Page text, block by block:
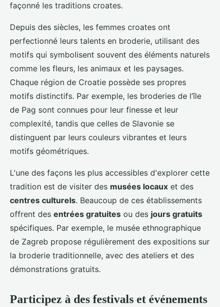
façonné les traditions croates.
Depuis des siècles, les femmes croates ont
perfectionné leurs talents en broderie, utilisant des
motifs qui symbolisent souvent des éléments naturels
comme les fleurs, les animaux et les paysages.
Chaque région de Croatie possède ses propres
motifs distinctifs. Par exemple, les broderies de l’île
de Pag sont connues pour leur finesse et leur
complexité, tandis que celles de Slavonie se
distinguent par leurs couleurs vibrantes et leurs
motifs géométriques.
L'une des façons les plus accessibles d'explorer cette
tradition est de visiter des musées locaux et des
centres culturels. Beaucoup de ces établissements
offrent des entrées gratuites ou des jours gratuits
spécifiques. Par exemple, le musée ethnographique
de Zagreb propose régulièrement des expositions sur
la broderie traditionnelle, avec des ateliers et des
démonstrations gratuits.
Participez à des festivals et événements